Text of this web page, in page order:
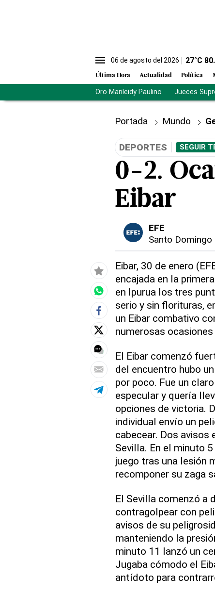
06 de agosto del 2026 27°C
Última Hora Actualidad Política
Oro Marileidy Paulino Jueces
Portada Mundo
DEPORTES SEGUIR
0-2.
Eibar
EFE
Santo Domingo
Eibar, 30 de enero
encajada en la
en Ipurua los tres
serio y sin florituras,
un Eibar combativo
numerosas
El Eibar comenzó
del encuentro hubo
por poco. Fue un
especular y quería
opciones de victoria.
individual envío un
cabecear. Dos avisos
Sevilla. En el minuto
juego tras una lesión
recomponer su zaga
El Sevilla comenzó a
contragolpear con
avisos de su
manteniendo la
minuto 11 lanzó un
Jugaba cómodo el
antídoto para